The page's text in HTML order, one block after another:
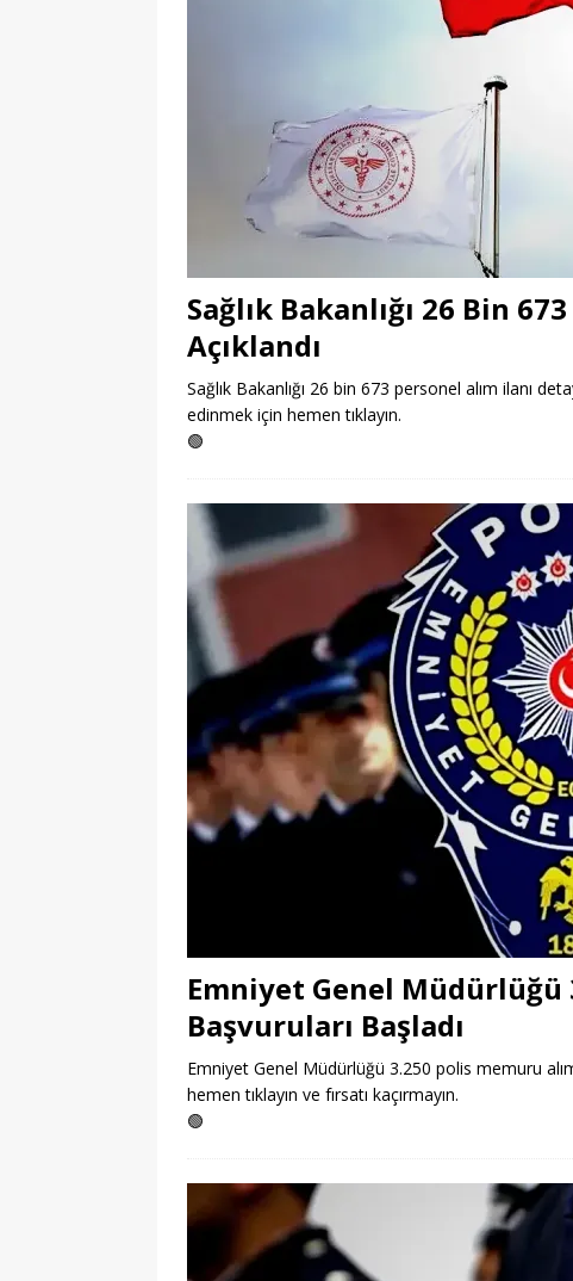
Sağlık Bakanlığı 26 Bin
Açıklandı
Sağlık Bakanlığı 26 bin 673 personel alım ilanı
edinmek için hemen tıklayın.
🟢
Emniyet Genel Müdürlüğü
Başvuruları Başladı
Emniyet Genel Müdürlüğü 3.250 polis memuru
hemen tıklayın ve fırsatı kaçırmayın.
🟢